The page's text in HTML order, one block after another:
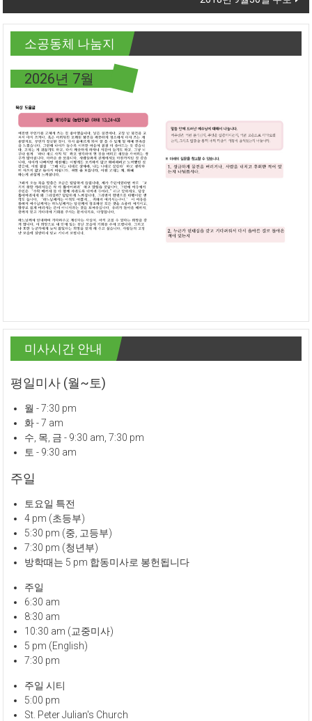
소공동체 나눔지
2026년 7월
미사시간 안내
평일미사 (월~토)
월 - 7:30 pm
화 - 7 am
수, 목, 금 - 9:30 am, 7:30 pm
토 - 9:30 am
주일
토요일 특전
4 pm (초등부)
5:30 pm (중, 고등부)
7:30 pm (청년부)
방학때는 5 pm 합동미사로 봉헌됩니다
주일
6:30 am
8:30 am
10:30 am (교중미사)
5 pm (English)
7:30 pm
주일 시티
5:00 pm
St. Peter Julian's Church